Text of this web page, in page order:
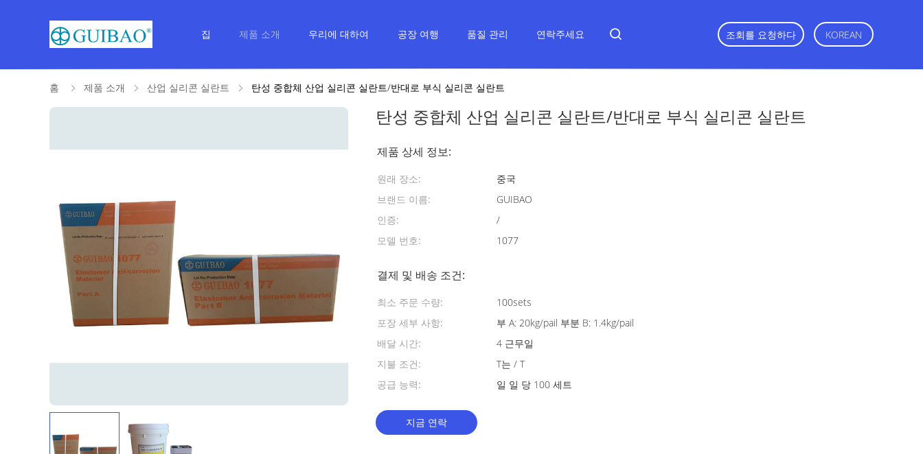
집 제품 소개 우리에 대하여 공장 여행 품질 관리 연락주세요 조회를 요청하다 KOREAN
홈 제품 소개 산업 실리콘 실란트 탄성 중합체 산업 실리콘 실란트/반대로 부식 실리콘 실란트
탄성 중합체 산업 실리콘 실란트/반대로 부식 실리콘 실란트
제품 상세 정보:
원래 장소:
중국
브랜드 이름:
GUIBAO
인증:
/
모델 번호:
1077
결제 및 배송 조건:
최소 주문 수량:
100sets
포장 세부 사항:
부 A: 20kg/pail 부분 B: 1.4kg/pail
배달 시간:
4 근무일
지불 조건:
T는 / T
공급 능력:
일 일 당 100 세트
지금 연락